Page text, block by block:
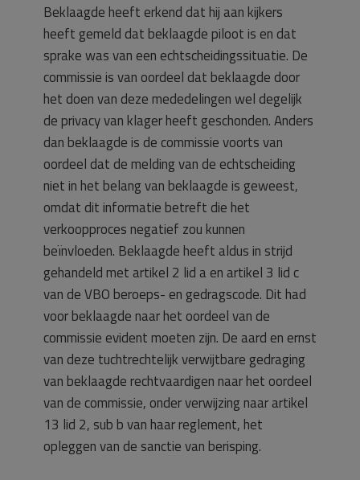
Beklaagde heeft erkend dat hij aan kijkers
heeft gemeld dat beklaagde piloot is en dat
sprake was van een echtscheidingssituatie. De
commissie is van oordeel dat beklaagde door
het doen van deze mededelingen wel degelijk
de privacy van klager heeft geschonden. Anders
dan beklaagde is de commissie voorts van
oordeel dat de melding van de echtscheiding
niet in het belang van beklaagde is geweest,
omdat dit informatie betreft die het
verkoopproces negatief zou kunnen
beïnvloeden. Beklaagde heeft aldus in strijd
gehandeld met artikel 2 lid a en artikel 3 lid c
van de VBO beroeps- en gedragscode. Dit had
voor beklaagde naar het oordeel van de
commissie evident moeten zijn. De aard en ernst
van deze tuchtrechtelijk verwijtbare gedraging
van beklaagde rechtvaardigen naar het oordeel
van de commissie, onder verwijzing naar artikel
13 lid 2, sub b van haar reglement, het
opleggen van de sanctie van berisping.